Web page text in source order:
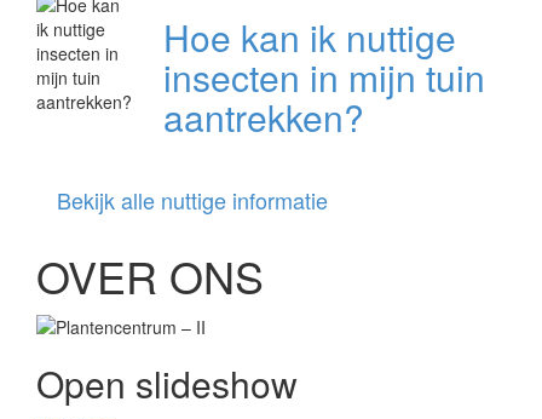
Hoe kan ik nuttige
insecten in mijn tuin
aantrekken?
Bekijk alle nuttige informatie
OVER ONS
Open slideshow